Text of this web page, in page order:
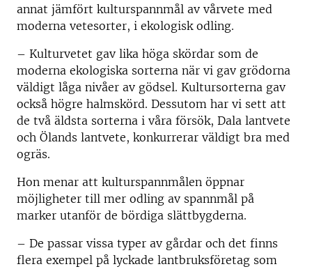
annat jämfört kulturspannmål av vårvete med
moderna vetesorter, i ekologisk odling.
– Kulturvetet gav lika höga skördar som de
moderna ekologiska sorterna när vi gav grödorna
väldigt låga nivåer av gödsel. Kultursorterna gav
också högre halmskörd. Dessutom har vi sett att
de två äldsta sorterna i våra försök, Dala lantvete
och Ölands lantvete, konkurrerar väldigt bra med
ogräs.
Hon menar att kulturspannmålen öppnar
möjligheter till mer odling av spannmål på
marker utanför de bördiga slättbygderna.
– De passar vissa typer av gårdar och det finns
flera exempel på lyckade lantbruksföretag som